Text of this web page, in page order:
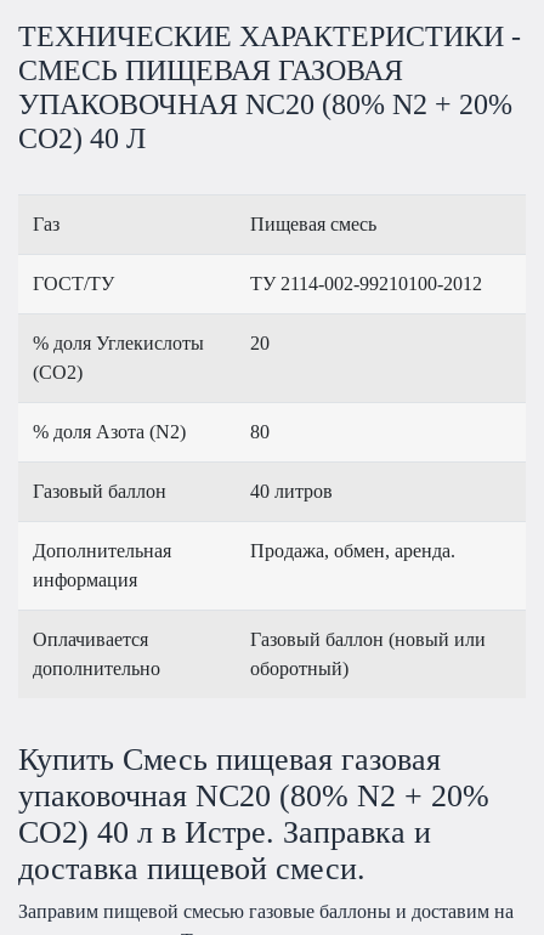
ТЕХНИЧЕСКИЕ ХАРАКТЕРИСТИКИ -
СМЕСЬ ПИЩЕВАЯ ГАЗОВАЯ
УПАКОВОЧНАЯ NC20 (80% N2 + 20%
CO2) 40 Л
Газ Пищевая смесь
ГОСТ/ТУ ТУ 2114-002-99210100-2012
% доля Углекислоты
(CO2)
20
% доля Азота (N2) 80
Газовый баллон 40 литров
Дополнительная
информация
Продажа, обмен, аренда.
Оплачивается
дополнительно
Газовый баллон (новый или
оборотный)
Купить Смесь пищевая газовая
упаковочная NC20 (80% N2 + 20%
CO2) 40 л в Истре. Заправка и
доставка пищевой смеси.
Заправим пищевой смесью газовые баллоны и доставим на